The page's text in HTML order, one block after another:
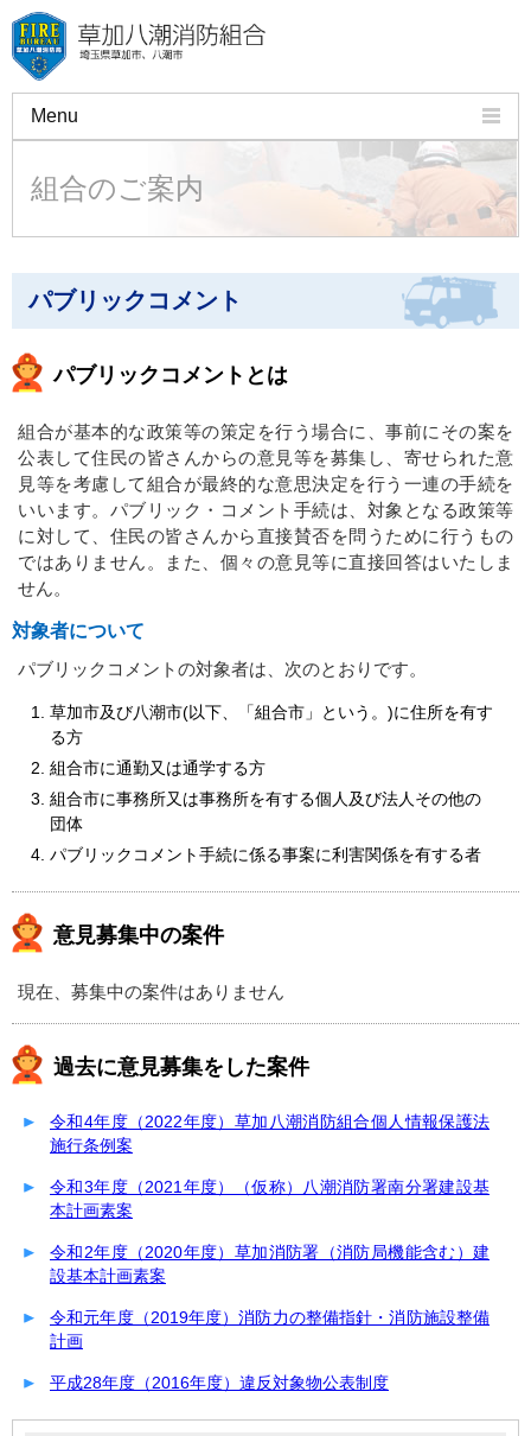
Menu
許可・申請・証明
講習会
よくある質問
組合のご案内
パブリックコメント
パブリックコメントとは
組合が基本的な政策等の策定を行う場合に、事前にその案を
公表して住民の皆さんからの意見等を募集し、寄せられた意
見等を考慮して組合が最終的な意思決定を行う一連の手続を
いいます。パブリック・コメント手続は、対象となる政策等
に対して、住民の皆さんから直接賛否を問うために行うもの
ではありません。また、個々の意見等に直接回答はいたしま
せん。
対象者について
パブリックコメントの対象者は、次のとおりです。
草加市及び八潮市(以下、「組合市」という。)に住所を有す
る方
組合市に通勤又は通学する方
組合市に事務所又は事務所を有する個人及び法人その他の
団体
パブリックコメント手続に係る事案に利害関係を有する者
意見募集中の案件
現在、募集中の案件はありません
過去に意見募集をした案件
令和4年度（2022年度）草加八潮消防組合個人情報保護法
施行条例案
令和3年度（2021年度）（仮称）八潮消防署南分署建設基
本計画素案
令和2年度（2020年度）草加消防署（消防局機能含む）建
設基本計画素案
令和元年度（2019年度）消防力の整備指針・消防施設整備
計画
平成28年度（2016年度）違反対象物公表制度